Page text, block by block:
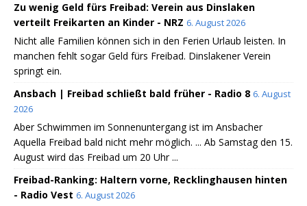
Zu wenig Geld fürs Freibad: Verein aus Dinslaken
verteilt Freikarten an Kinder - NRZ 6. August 2026
Nicht alle Familien können sich in den Ferien Urlaub leisten. In
manchen fehlt sogar Geld fürs Freibad. Dinslakener Verein
springt ein.
Ansbach | Freibad schließt bald früher - Radio 8 6. August
2026
Aber Schwimmen im Sonnenuntergang ist im Ansbacher
Aquella Freibad bald nicht mehr möglich. ... Ab Samstag den 15.
August wird das Freibad um 20 Uhr ...
Freibad-Ranking: Haltern vorne, Recklinghausen hinten
- Radio Vest 6. August 2026